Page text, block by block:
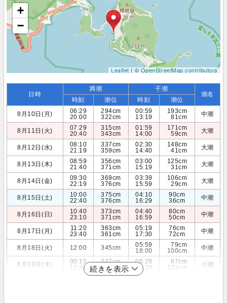
+
−
Leaflet| ©OpenStreetMap contributors
日時
満潮 干潮
潮名
時刻 潮位 時刻
潮位
8月10日(月)
06:29
20:00
294cm
322cm
00:59
13:19
193cm
81cm
中潮
8月11日(火)
07:29
20:40
315cm
343cm
01:59
14:00
171cm
59cm
大潮
8月12日(水)
08:10
21:19
337cm
359cm
02:30
14:40
148cm
41cm
大潮
8月13日(木)
08:59
21:40
356cm
371cm
03:00
15:19
125cm
31cm
大潮
8月14日(金)
09:30
22:19
369cm
376cm
03:39
15:59
106cm
29cm
大潮
8月15日(土)
10:00
22:40
375cm
376cm
04:10
16:29
90cm
36cm
中潮
8月16日(日)
10:40
23:10
373cm
371cm
04:40
16:59
80cm
50cm
中潮
8月17日(月)
11:20
23:40
363cm
361cm
05:19
17:30
76cm
72cm
中潮
8月18日(火) 12:00 345cm
05:59
18:00
79cm
100cm
中潮
8月19日(水)
00:10
12:40
347cm
321cm
06:29
18:39
87cm
131cm
小潮
続きを表示